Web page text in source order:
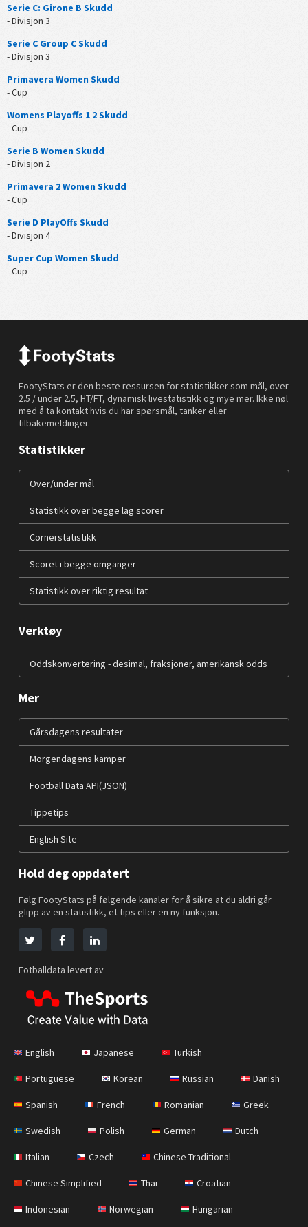
Serie C: Girone B Skudd
- Divisjon 3
Serie C Group C Skudd
- Divisjon 3
Primavera Women Skudd
- Cup
Womens Playoffs 1 2 Skudd
- Cup
Serie B Women Skudd
- Divisjon 2
Primavera 2 Women Skudd
- Cup
Serie D PlayOffs Skudd
- Divisjon 4
Super Cup Women Skudd
- Cup
FootyStats er den beste ressursen for statistikker som mål, over
2.5 / under 2.5, HT/FT, dynamisk livestatistikk og mye mer. Ikke nøl
med å ta kontakt hvis du har spørsmål, tanker eller
tilbakemeldinger.
Statistikker
Over/under mål
Statistikk over begge lag scorer
Cornerstatistikk
Scoret i begge omganger
Statistikk over riktig resultat
Verktøy
Oddskonvertering - desimal, fraksjoner, amerikansk odds
Mer
Gårsdagens resultater
Morgendagens kamper
Football Data API(JSON)
Tippetips
English Site
Hold deg oppdatert
Følg FootyStats på følgende kanaler for å sikre at du aldri går
glipp av en statistikk, et tips eller en ny funksjon.
Fotballdata levert av
English Japanese Turkish
Portuguese Korean Russian Danish
Spanish French Romanian Greek
Swedish Polish German Dutch
Italian Czech Chinese Traditional
Chinese Simplified Thai Croatian
Indonesian Norwegian Hungarian